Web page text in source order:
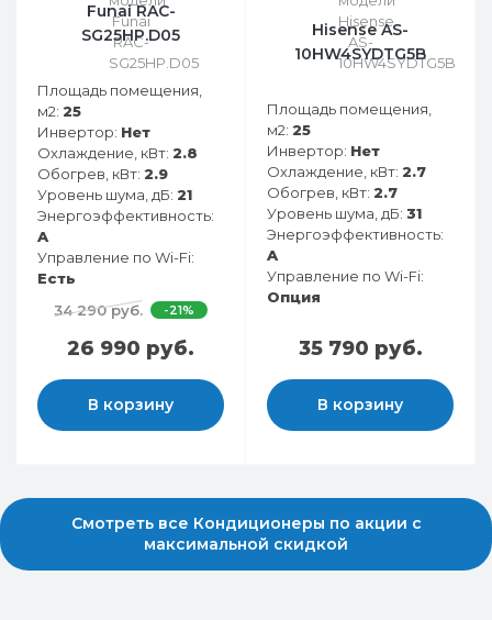
Funai RAC-
SG25HP.D05
Площадь помещения,
м2: 25
Инвертор: Нет
Охлаждение, кВт: 2.8
Обогрев, кВт: 2.9
Уровень шума, дБ: 21
Энергоэффективность:
A
Управление по Wi-Fi:
Есть
34 290 руб.
-21%
26 990 руб.
В корзину
Hisense AS-
10HW4SYDTG5B
Площадь помещения,
м2: 25
Инвертор: Нет
Охлаждение, кВт: 2.7
Обогрев, кВт: 2.7
Уровень шума, дБ: 31
Энергоэффективность:
A
Управление по Wi-Fi:
Опция
35 790 руб.
В корзину
Смотреть все Кондиционеры по акции с
максимальной скидкой